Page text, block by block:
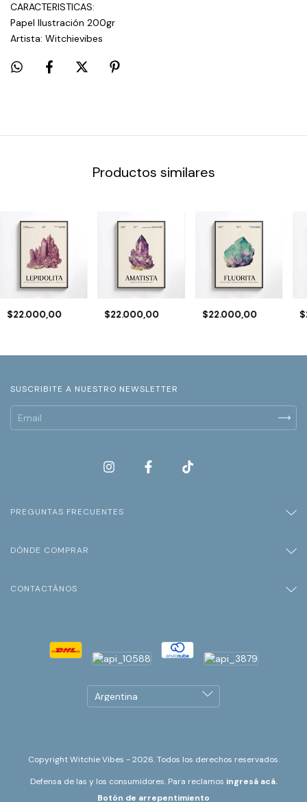
CARACTERISTICAS:
Papel Ilustración 200gr
Artista: Witchievibes
Productos similares
$22.000,00 $22.000,00 $22.000,00
SUSCRIBITE A NUESTRO NEWSLETTER
PREGUNTAS FRECUENTES
DÓNDE COMPRAR
CONTACTÁNOS
Copyright Witchie Vibes - 2026. Todos los derechos reservados.
Defensa de las y los consumidores. Para reclamos ingresá acá.
Botón de arrepentimiento